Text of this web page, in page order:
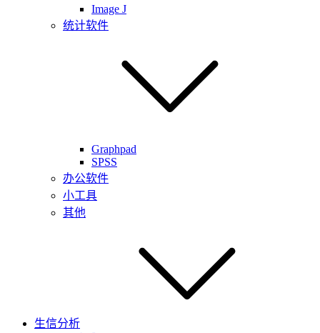
Image J
统计软件
Graphpad
SPSS
办公软件
小工具
其他
生信分析